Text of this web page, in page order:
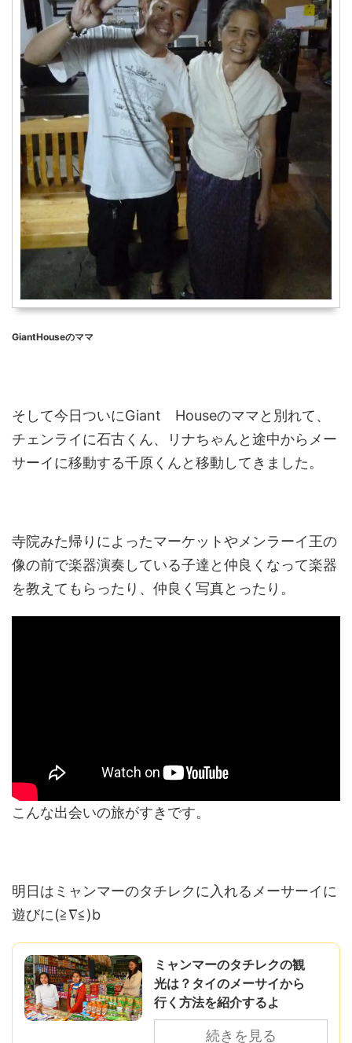
GiantHouseのママ
そして今日ついにGiant Houseのママと別れて、
チェンライに石古くん、リナちゃんと途中からメー
サーイに移動する千原くんと移動してきました。
寺院みた帰りによったマーケットやメンラーイ王の
像の前で楽器演奏している子達と仲良くなって楽器
を教えてもらったり、仲良く写真とったり。
こんな出会いの旅がすきです。
明日はミャンマーのタチレクに入れるメーサーイに
遊びに(≧∇≦)b
ミャンマーのタチレクの観
光は？タイのメーサイから
行く方法を紹介するよ
続きを見る